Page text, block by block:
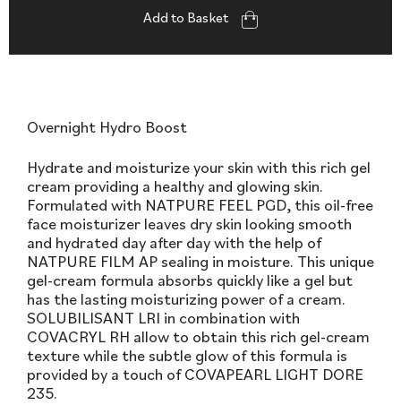
Add to Basket
Overnight Hydro Boost
Hydrate and moisturize your skin with this rich gel
cream providing a healthy and glowing skin.
Formulated with NATPURE FEEL PGD, this oil-free
face moisturizer leaves dry skin looking smooth
and hydrated day after day with the help of
NATPURE FILM AP sealing in moisture. This unique
gel-cream formula absorbs quickly like a gel but
has the lasting moisturizing power of a cream.
SOLUBILISANT LRI in combination with
COVACRYL RH allow to obtain this rich gel-cream
texture while the subtle glow of this formula is
provided by a touch of COVAPEARL LIGHT DORE
235.